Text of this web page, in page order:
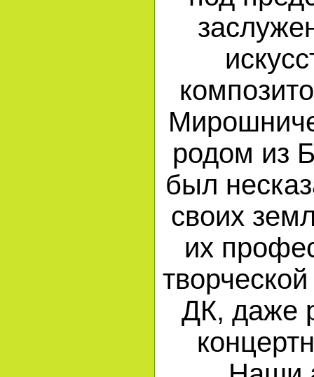
родом из
был
своих
их
ДК, даже